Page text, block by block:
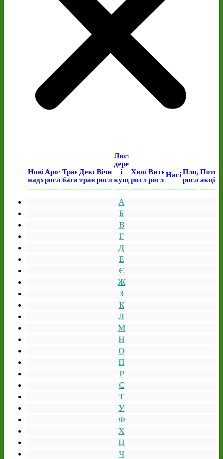
Нові
надходження
Ароматичні
рослини
Трав’янисті
багаторічні
Декоративні
трави
Вічнозелені
рослини
Листяні
дерева
і
кущі
Хвойні
рослини
Виткі
рослини
НасінняПлодові
рослини
акція
А
Б
В
Г
Д
Е
Є
Ж
З
К
Л
М
Н
О
П
Р
С
Т
У
Ф
Х
Ц
Ч